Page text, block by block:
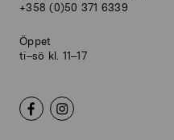
+358 (0)50 371 6339
Öppet
ti–sö kl. 11–17